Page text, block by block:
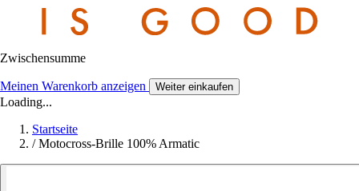
Zwischensumme
Meinen Warenkorb anzeigen Weiter einkaufen
Loading...
Startseite
/ Motocross-Brille 100% Armatic